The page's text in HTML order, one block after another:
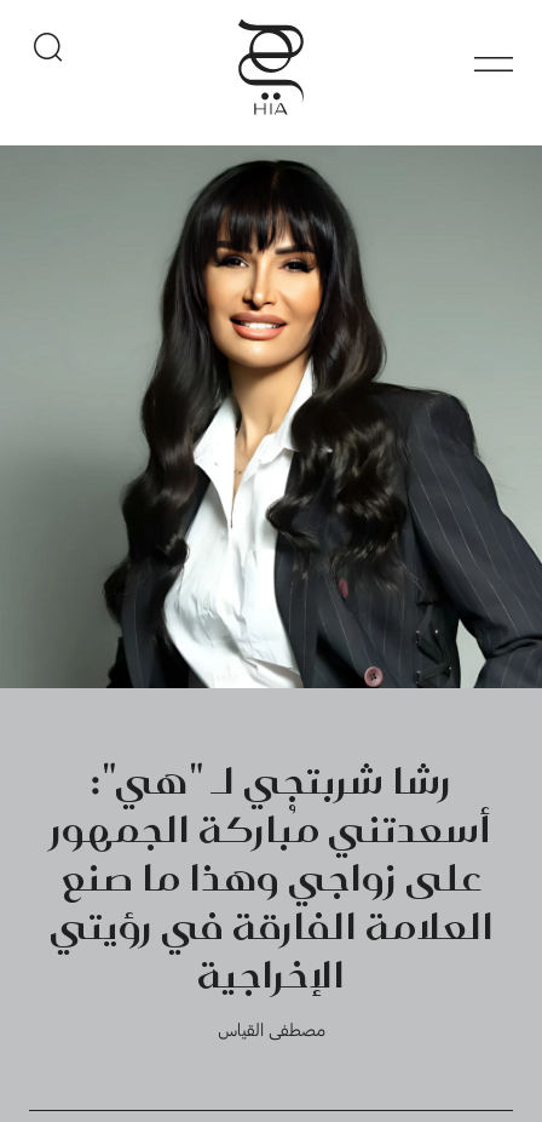
رشا شربتجي لـ "هي":
أسعدتني مُباركة الجمهور
على زواجي وهذا ما صنع
العلامة الفارقة في رؤيتي
الإخراجية
مصطفى القياس